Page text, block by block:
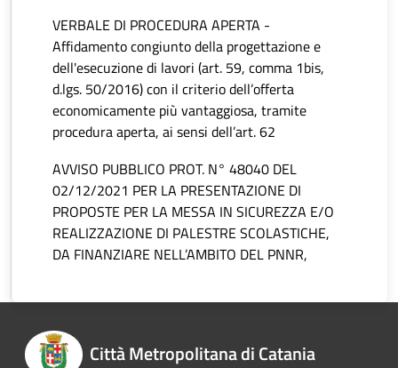
VERBALE DI PROCEDURA APERTA -
Affidamento congiunto della progettazione e
dell'esecuzione di lavori (art. 59, comma 1bis,
d.lgs. 50/2016) con il criterio dell’offerta
economicamente più vantaggiosa, tramite
procedura aperta, ai sensi dell’art. 62
AVVISO PUBBLICO PROT. N° 48040 DEL
02/12/2021 PER LA PRESENTAZIONE DI
PROPOSTE PER LA MESSA IN SICUREZZA E/O
REALIZZAZIONE DI PALESTRE SCOLASTICHE,
DA FINANZIARE NELL’AMBITO DEL PNNR,
Città Metropolitana di Catania